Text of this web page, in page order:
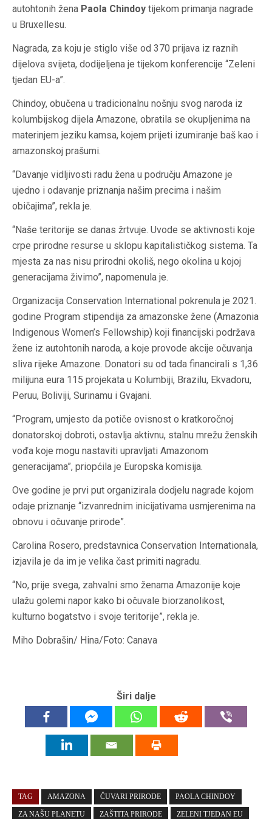
autohtonih žena Paola Chindoy tijekom primanja nagrade
u Bruxellesu.
Nagrada, za koju je stiglo više od 370 prijava iz raznih
dijelova svijeta, dodijeljena je tijekom konferencije “Zeleni
tjedan EU-a”.
Chindoy, obučena u tradicionalnu nošnju svog naroda iz
kolumbijskog dijela Amazone, obratila se okupljenima na
materinjem jeziku kamsa, kojem prijeti izumiranje baš kao i
amazonskoj prašumi.
“Davanje vidljivosti radu žena u području Amazone je
ujedno i odavanje priznanja našim precima i našim
običajima”, rekla je.
“Naše teritorije se danas žrtvuje. Uvode se aktivnosti koje
crpe prirodne resurse u sklopu kapitalističkog sistema. Ta
mjesta za nas nisu prirodni okoliš, nego okolina u kojoj
generacijama živimo”, napomenula je.
Organizacija Conservation International pokrenula je 2021.
godine Program stipendija za amazonske žene (Amazonia
Indigenous Women’s Fellowship) koji financijski podržava
žene iz autohtonih naroda, a koje provode akcije očuvanja
sliva rijeke Amazone. Donatori su od tada financirali s 1,36
milijuna eura 115 projekata u Kolumbiji, Brazilu, Ekvadoru,
Peruu, Boliviji, Surinamu i Gvajani.
“Program, umjesto da potiče ovisnost o kratkoročnoj
donatorskoj dobroti, ostavlja aktivnu, stalnu mrežu ženskih
vođa koje mogu nastaviti upravljati Amazonom
generacijama”, priopćila je Europska komisija.
Ove godine je prvi put organizirala dodjelu nagrade kojom
odaje priznanje “izvanrednim inicijativama usmjerenima na
obnovu i očuvanje prirode”.
Carolina Rosero, predstavnica Conservation Internationala,
izjavila je da im je velika čast primiti nagradu.
“No, prije svega, zahvalni smo ženama Amazonije koje
ulažu golemi napor kako bi očuvale biorzanolikost,
kulturno bogatstvo i svoje teritorije”, rekla je.
Miho Dobrašin/ Hina/Foto: Canava
Širi dalje
TAG AMAZONA ČUVARI PRIRODE PAOLA CHINDOY
ZA NAŠU PLANETU ZAŠTITA PRIRODE ZELENI TJEDAN EU